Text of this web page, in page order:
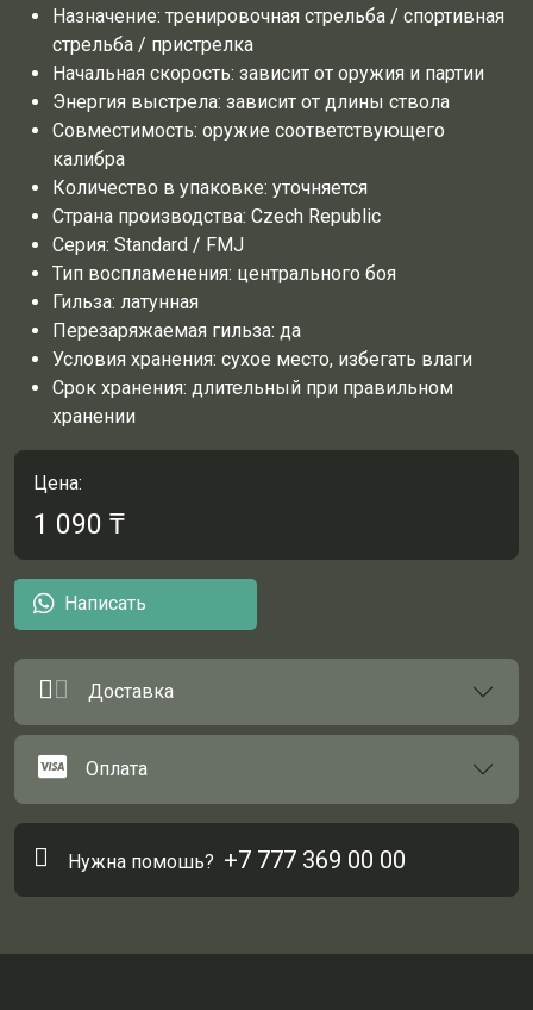
Назначение: тренировочная стрельба / спортивная
стрельба / пристрелка
Начальная скорость: зависит от оружия и партии
Энергия выстрела: зависит от длины ствола
Совместимость: оружие соответствующего
калибра
Количество в упаковке: уточняется
Страна производства: Czech Republic
Серия: Standard / FMJ
Тип воспламенения: центрального боя
Гильза: латунная
Перезаряжаемая гильза: да
Условия хранения: сухое место, избегать влаги
Срок хранения: длительный при правильном
хранении
Цена:
1 090 ₸
Написать
Доставка
Оплата
Нужна помошь? +7 777 369 00 00